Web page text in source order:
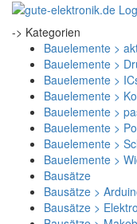
-> Kategorien
Bauelemente >
Bauelemente >
Bauelemente >
Bauelemente >
Bauelemente >
Bauelemente >
Bauelemente >
Bauelemente >
Bausätze
Bausätze >
Bausätze >